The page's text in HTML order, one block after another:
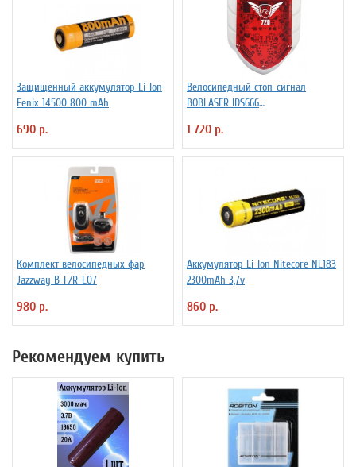
Защищенный аккумулятор Li-Ion
Fenix 14500 800 mAh
690 р.
Велосипедный стоп-сигнал
BOBLASER IDS666
1 720 р.
Комплект велосипедных фар
Jazzway B-F/R-L07
980 р.
Аккумулятор Li-Ion Niteсore NL183
2300mAh 3,7v
860 р.
Рекомендуем купить